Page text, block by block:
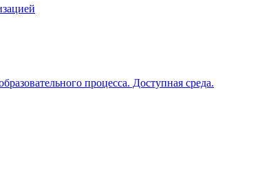
процесса. Доступная среда.